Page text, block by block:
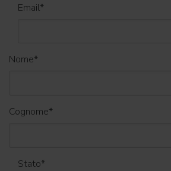
Email*
Nome*
Cognome*
Stato*